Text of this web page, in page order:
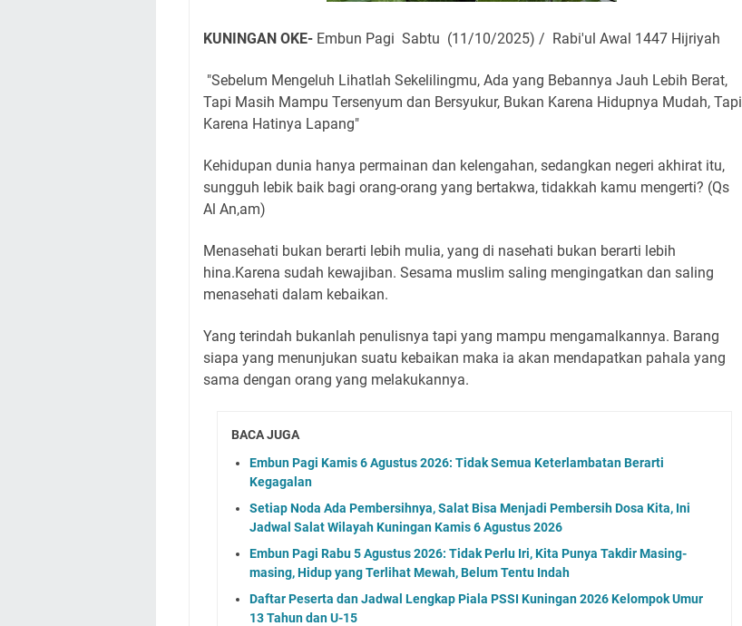
KUNINGAN OKE- Embun Pagi Sabtu (11/10/2025) / Rabi'ul Awal 1447 Hijriyah
"Sebelum Mengeluh Lihatlah Sekelilingmu, Ada yang Bebannya Jauh Lebih Berat,
Tapi Masih Mampu Tersenyum dan Bersyukur, Bukan Karena Hidupnya Mudah, Tapi
Karena Hatinya Lapang"
Kehidupan dunia hanya permainan dan kelengahan, sedangkan negeri akhirat itu,
sungguh lebik baik bagi orang-orang yang bertakwa, tidakkah kamu mengerti? (Qs
Al An,am)
Menasehati bukan berarti lebih mulia, yang di nasehati bukan berarti lebih
hina.Karena sudah kewajiban. Sesama muslim saling mengingatkan dan saling
menasehati dalam kebaikan.
Yang terindah bukanlah penulisnya tapi yang mampu mengamalkannya. Barang
siapa yang menunjukan suatu kebaikan maka ia akan mendapatkan pahala yang
sama dengan orang yang melakukannya.
BACA JUGA
Embun Pagi Kamis 6 Agustus 2026: Tidak Semua Keterlambatan Berarti
Kegagalan
Setiap Noda Ada Pembersihnya, Salat Bisa Menjadi Pembersih Dosa Kita, Ini
Jadwal Salat Wilayah Kuningan Kamis 6 Agustus 2026
Embun Pagi Rabu 5 Agustus 2026: Tidak Perlu Iri, Kita Punya Takdir Masing-
masing, Hidup yang Terlihat Mewah, Belum Tentu Indah
Daftar Peserta dan Jadwal Lengkap Piala PSSI Kuningan 2026 Kelompok Umur
13 Tahun dan U-15